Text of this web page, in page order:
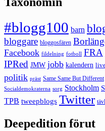
#blogg100 barn
bloggare bloggosfären
Facebook fildelning fotboll FRA
IPRed JMW jobb kalendern
politik präst Same Same But Different
Socialdemokraterna sorg Stockholm
TPB tweepblogs Twitter
Deepedition förut